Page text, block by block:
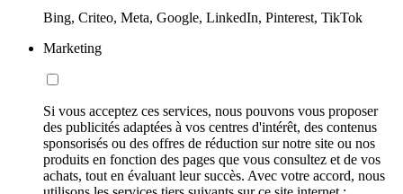
Bing, Criteo, Meta, Google, LinkedIn, Pinterest, TikTok
Marketing
Si vous acceptez ces services, nous pouvons vous proposer
des publicités adaptées à vos centres d'intérêt, des contenus
sponsorisés ou des offres de réduction sur notre site ou nos
produits en fonction des pages que vous consultez et de vos
achats, tout en évaluant leur succès. Avec votre accord, nous